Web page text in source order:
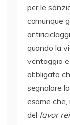
per le
comunque
quando la
vantaggio
obbligato
segnalare
esame che,
del favor